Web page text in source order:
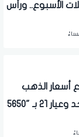
الأسبوع.. ورأس
أسعار الذهب
في مصر اليوم الأحد وعيار 21 بـ "5650